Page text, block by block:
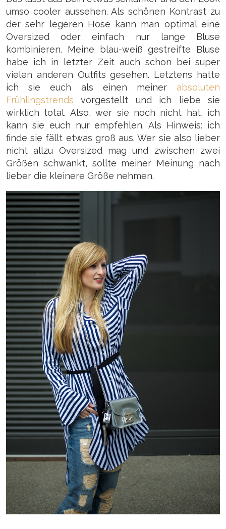
umso cooler aussehen. Als schönen Kontrast zu
der sehr legeren Hose kann man optimal eine
Oversized oder einfach nur lange Bluse
kombinieren. Meine blau-weiß gestreifte Bluse
habe ich in letzter Zeit auch schon bei super
vielen anderen Outfits gesehen. Letztens hatte
ich sie euch als einen meiner absoluten
Frühlingstrendsvorgestellt und ich liebe sie
wirklich total. Also, wer sie noch nicht hat, ich
kann sie euch nur empfehlen. Als Hinweis: ich
finde sie fällt etwas groß aus. Wer sie also lieber
nicht allzu Oversized mag und zwischen zwei
Größen schwankt, sollte meiner Meinung nach
lieber die kleinere Größe nehmen.